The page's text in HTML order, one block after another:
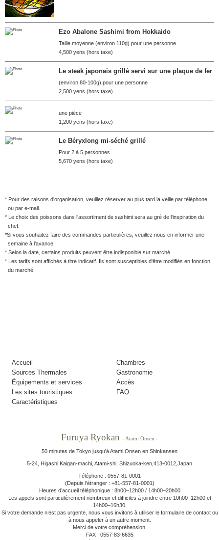
Ezo Abalone Sashimi from Hokkaido
Taille moyenne (environ 110g) pour une personne
4,500 yens (hors taxe)
Le steak japonais grillé servi sur une plaque de fer
(environ 80-100g) pour une personne
2,500 yens (hors taxe)
une pièce
1,200 yens (hors taxe)
Le Béryxlong mi-séché grillé
Pour 2 à 5 personnes
5,670 yens (hors taxe)
* Pour des raisons d'organisation, veuillez réserver au plus tard la veille par téléphone
ou par e-mail.
* Le choix des poissons dans l'assortiment de sashimi sera au gré de l'inspiration du
chef.
*Si vous souhaitez faire des commandes particulières, veuillez nous en informer une
semaine à l'avance.
* Selon la date, certains produits peuvent être indisponible sur marché.
* Les tarifs sont affichés à titre indicatif. Ils sont susceptibles d'être modifiés en fonction
du marché.
Accueil
Chambres
Sources Thermales
Gastronomie
Équipements et services
Accès
Les sites touristiques
FAQ
Caractéristiques
Furuya Ryokan - Atami Onsen -
50 minutes de Tokyo jusqu'à Atami Onsen en Shinkansen
5-24, Higashi Kaigan-machi, Atami-shi, Shizuoka-ken,413-0012,Japan
Téléphone : 0557-81-0001
(Depuis l'étranger : +81-557-81-0001)
Heures d’accueil téléphonique : 8h00–12h00 / 14h00–20h00
Les appels sont particulièrement nombreux et difficiles à joindre entre 10h00–12h00 et
14h00–16h30.
Si votre demande n’est pas urgente, nous vous invitons à utiliser le formulaire de contact ou
à nous appeler à un autre moment.
Merci de votre compréhension.
FAX : 0557-83-6635